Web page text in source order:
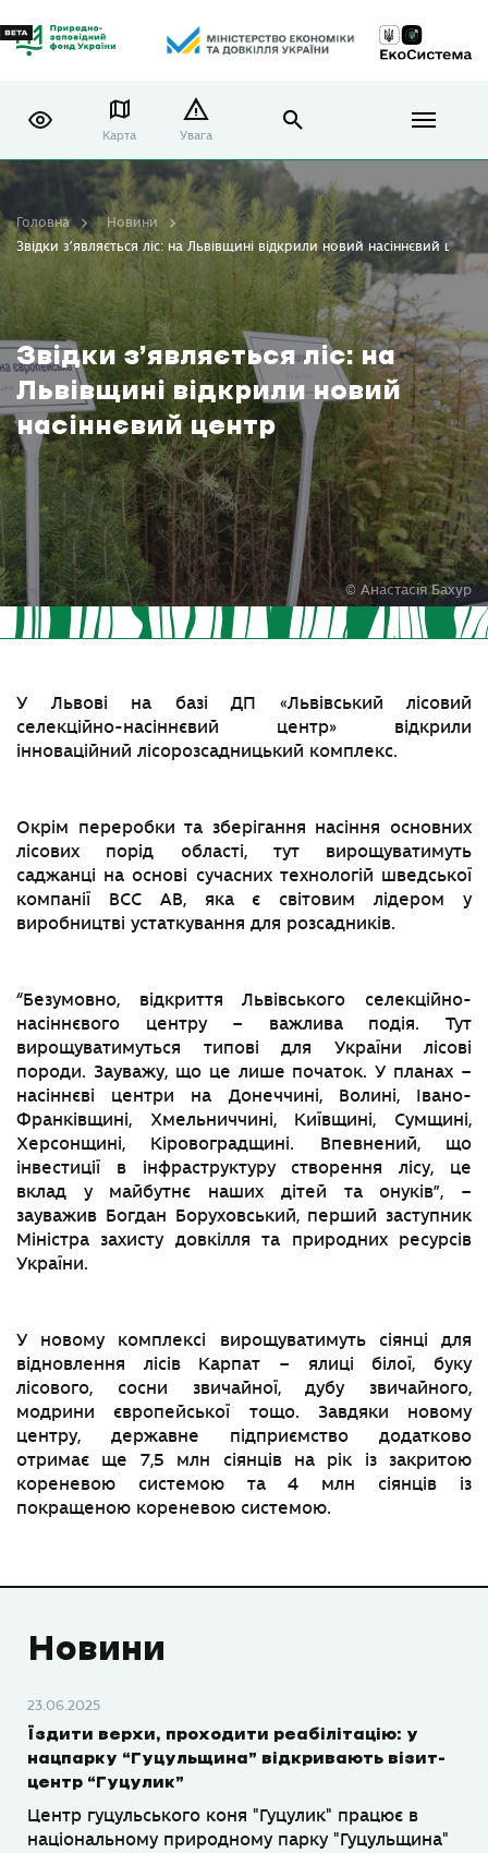
Карта Увага
Звідки з’являється ліс: на
Львівщині відкрили новий
насіннєвий центр
Головна
Новини
Звідки з’являється ліс: на Львівщині відкрили новий насіннєвий центр
© Анастасія Бахур
У Львові на базі ДП «Львівський лісовий
селекційно-насіннєвий центр» відкрили
інноваційний лісорозсадницький комплекс.
Окрім переробки та зберігання насіння основних
лісових порід області, тут вирощуватимуть
саджанці на основі сучасних технологій шведської
компанії ВСС АВ, яка є світовим лідером у
виробництві устаткування для розсадників.
“Безумовно, відкриття Львівського селекційно-
насіннєвого центру – важлива подія. Тут
вирощуватимуться типові для України лісові
породи. Зауважу, що це лише початок. У планах –
насіннєві центри на Донеччині, Волині, Івано-
Франківщині, Хмельниччині, Київщині, Сумщині,
Херсонщині, Кіровоградщині. Впевнений, що
інвестиції в інфраструктуру створення лісу, це
вклад у майбутнє наших дітей та онуків”, –
зауважив Богдан Боруховський, перший заступник
Міністра захисту довкілля та природних ресурсів
України.
У новому комплексі вирощуватимуть сіянці для
відновлення лісів Карпат – ялиці білої, буку
лісового, сосни звичайної, дубу звичайного,
модрини європейської тощо. Завдяки новому
центру, державне підприємство додатково
отримає ще 7,5 млн сіянців на рік із закритою
кореневою системою та 4 млн сіянців із
покращеною кореневою системою.
Новини
23.06.2025
Їздити верхи, проходити реабілітацію: у
нацпарку “Гуцульщина” відкривають візит-
центр “Гуцулик”
Центр гуцульського коня "Гуцулик" працює в
національному природному парку "Гуцульщина"